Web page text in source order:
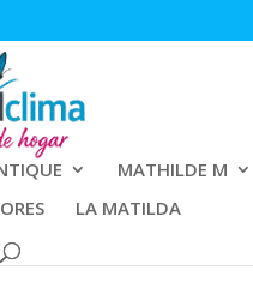
MATHILDE M
LA MATILDA